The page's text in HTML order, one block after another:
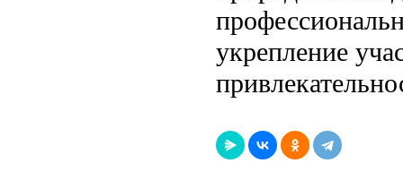
укрепление